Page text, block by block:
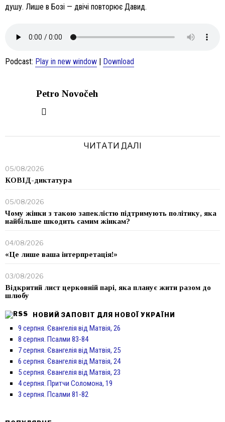
душу. Лише в Бозі — двічі повторює Давид.
Podcast: Play in new window | Download
Petro Novočeh
ЧИТАТИ ДАЛІ
05/08/2026
КОВІД-диктатура
05/08/2026
Чому жінки з такою запеклістю підтримують політику, яка
найбільше шкодить самим жінкам?
04/08/2026
«Це лише ваша інтерпретація!»
03/08/2026
Відкритий лист церковній парі, яка планує жити разом до
шлюбу
НОВИЙ ЗАПОВІТ ДЛЯ НОВОЇ УКРАЇНИ
9 серпня. Євангелія від Матвія, 26
8 серпня. Псалми 83-84
7 серпня. Євангелія від Матвія, 25
6 серпня. Євангелія від Матвія, 24
5 серпня. Євангелія від Матвія, 23
4 серпня. Притчи Соломона, 19
3 серпня. Псалми 81-82